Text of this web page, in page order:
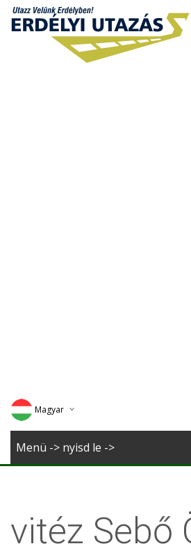
Magyar
Deutsch
Menü -> nyisd le ->
vitéz Sebő